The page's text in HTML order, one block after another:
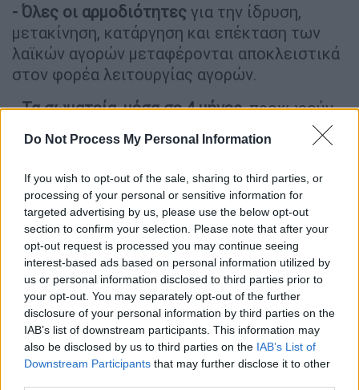
Do Not Process My Personal Information
If you wish to opt-out of the sale, sharing to third parties, or
processing of your personal or sensitive information for
targeted advertising by us, please use the below opt-out
section to confirm your selection. Please note that after your
opt-out request is processed you may continue seeing
interest-based ads based on personal information utilized by
us or personal information disclosed to third parties prior to
your opt-out. You may separately opt-out of the further
disclosure of your personal information by third parties on the
IAB’s list of downstream participants. This information may
also be disclosed by us to third parties on the IAB’s List of
Downstream Participants that may further disclose it to other
- Όλες οι αρμοδιότητες για την ίδρυση,
μετακίνηση, κατάργηση και επέκταση των
λαϊκών αγορών μεταφέρονται αποκλειστικά
στον φορέα λειτουργίας αγορών.
- Τα σωματεία, μέσα σε 4 μήνες, προχωρούν
σε διαγράμμιση και καταγραφή των κενών
θέσεων, καθώς και στη συγκέντρωση
αιτημάτων βελτίωσης από τους πωλητές.
- Καταργείται η διαδικασία ανανέωσης των
αδειών.
- Οι λαϊκές αγορέςοργανώνονται πλέον με
κορμούς (Α' Πειραιά, Β' Πειραιά, Γ' Πειραιά, Α'
Αθηνών κ.λπ.).
- Επιτρέπονται αλλαγές αγορώνμέσα στον
ίδιο κορμό, καθώς και αμοιβαίες αλλαγές
μεταξύ πωλητών.